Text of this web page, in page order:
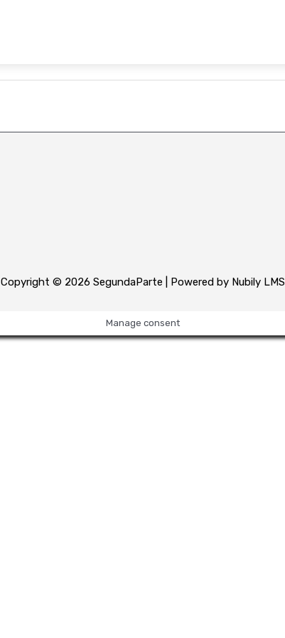
Copyright © 2026 SegundaParte | Powered by Nubily LMS
Manage consent